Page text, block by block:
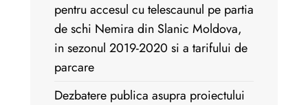
pentru accesul cu telescaunul pe partia
de schi Nemira din Slanic Moldova,
in sezonul 2019-2020 si a tarifului de
parcare
Dezbatere publica asupra proiectului